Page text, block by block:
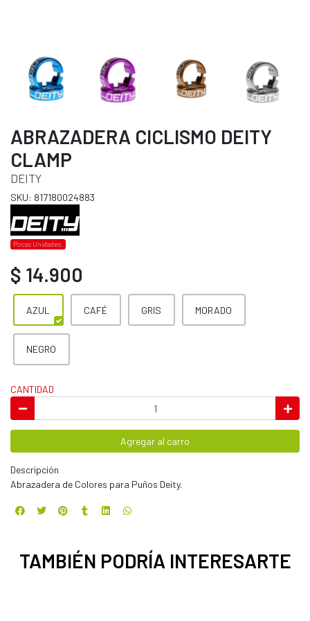
ABRAZADERA CICLISMO DEITY
CLAMP
DEITY
SKU: 817180024883
Pocas Unidades.
$ 14.900
AZUL CAFÉ GRIS MORADO
NEGRO
CANTIDAD
Agregar al carro
Descripción
Abrazadera de Colores para Puños Deity.
TAMBIÉN PODRÍA INTERESARTE